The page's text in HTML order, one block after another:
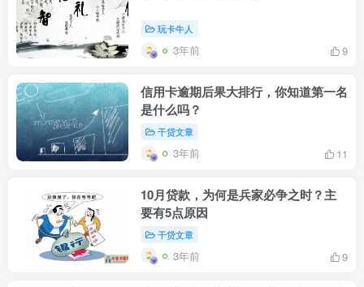
玩卡牛人
3年前 9
信用卡逾期后果大排行，你知道第一名
是什么吗？
干贷文章
3年前 11
10月贷款，为何是兵家必争之时？主
要有5点原因
干贷文章
3年前 9